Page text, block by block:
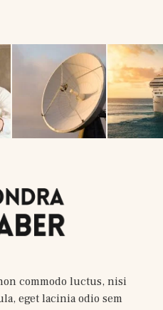
commodo luctus, nisi
eget lacinia odio sem